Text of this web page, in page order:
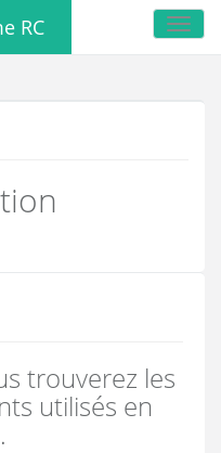
RC
trouverez les
utilisés en